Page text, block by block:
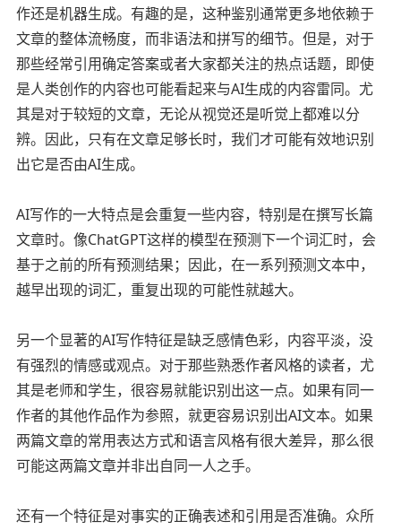
作还是机器生成。有趣的是，这种鉴别通常更多地依赖于
文章的整体流畅度，而非语法和拼写的细节。但是，对于
那些经常引用确定答案或者大家都关注的热点话题，即使
是人类创作的内容也可能看起来与AI生成的内容雷同。尤
其是对于较短的文章，无论从视觉还是听觉上都难以分
辨。因此，只有在文章足够长时，我们才可能有效地识别
出它是否由AI生成。
AI写作的一大特点是会重复一些内容，特别是在撰写长篇
文章时。像ChatGPT这样的模型在预测下一个词汇时，会
基于之前的所有预测结果；因此，在一系列预测文本中，
越早出现的词汇，重复出现的可能性就越大。
另一个显著的AI写作特征是缺乏感情色彩，内容平淡，没
有强烈的情感或观点。对于那些熟悉作者风格的读者，尤
其是老师和学生，很容易就能识别出这一点。如果有同一
作者的其他作品作为参照，就更容易识别出AI文本。如果
两篇文章的常用表达方式和语言风格有很大差异，那么很
可能这两篇文章并非出自同一人之手。
还有一个特征是对事实的正确表述和引用是否准确。众所